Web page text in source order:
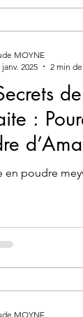
:
en poudre
MOYNE
janv. 2025
2 min
MOYNE